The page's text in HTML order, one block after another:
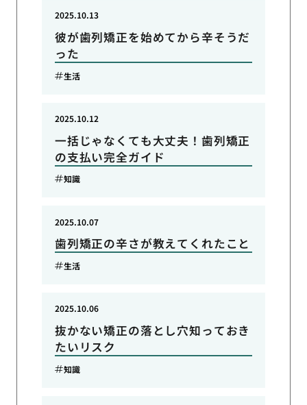
彼が歯列矯正を始めてから辛そうだ
った
2025.10.13
生活
一括じゃなくても大丈夫！歯列矯正
の支払い完全ガイド
2025.10.12
知識
歯列矯正の辛さが教えてくれたこと
2025.10.07
生活
抜かない矯正の落とし穴知っておき
たいリスク
2025.10.06
知識